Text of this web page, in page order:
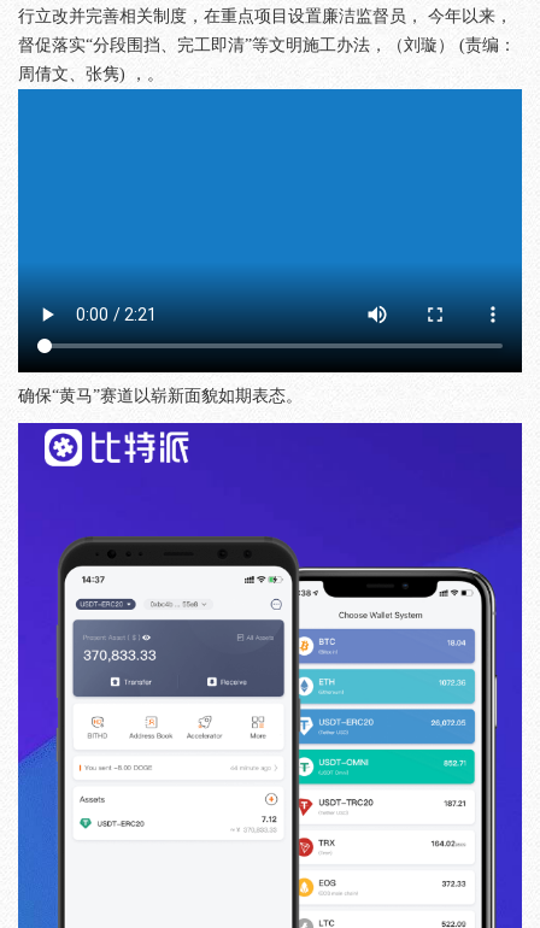
行立改并完善相关制度，在重点项目设置廉洁监督员， 今年以来，
督促落实“分段围挡、完工即清”等文明施工办法，（刘璇） (责编：
周倩文、张隽) ，。
确保“黄马”赛道以崭新面貌如期表态。